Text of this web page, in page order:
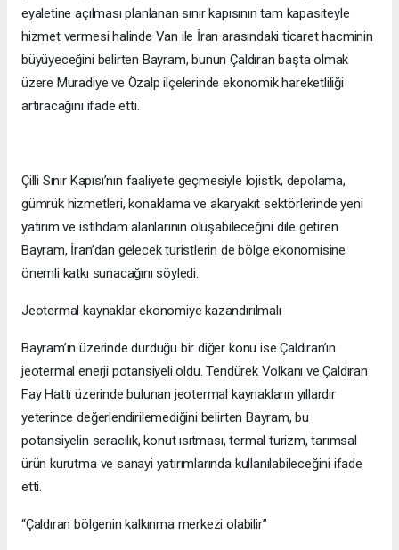
eyaletine açılması planlanan sınır kapısının tam kapasiteyle
hizmet vermesi halinde Van ile İran arasındaki ticaret hacminin
büyüyeceğini belirten Bayram, bunun Çaldıran başta olmak
üzere Muradiye ve Özalp ilçelerinde ekonomik hareketliliği
artıracağını ifade etti.
Çilli Sınır Kapısı’nın faaliyete geçmesiyle lojistik, depolama,
gümrük hizmetleri, konaklama ve akaryakıt sektörlerinde yeni
yatırım ve istihdam alanlarının oluşabileceğini dile getiren
Bayram, İran’dan gelecek turistlerin de bölge ekonomisine
önemli katkı sunacağını söyledi.
Jeotermal kaynaklar ekonomiye kazandırılmalı
Bayram’ın üzerinde durduğu bir diğer konu ise Çaldıran’ın
jeotermal enerji potansiyeli oldu. Tendürek Volkanı ve Çaldıran
Fay Hattı üzerinde bulunan jeotermal kaynakların yıllardır
yeterince değerlendirilemediğini belirten Bayram, bu
potansiyelin seracılık, konut ısıtması, termal turizm, tarımsal
ürün kurutma ve sanayi yatırımlarında kullanılabileceğini ifade
etti.
“Çaldıran bölgenin kalkınma merkezi olabilir”